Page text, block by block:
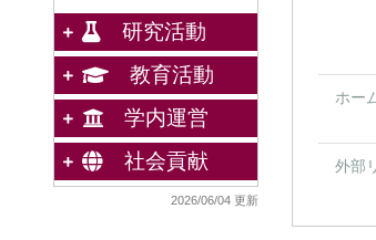
研究活動
教育活動
学内運営
社会貢献
2026/06/04 更新
ホー
外部